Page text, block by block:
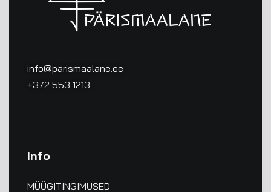
info@parismaalane.ee
+372 553 1213
Info
MÜÜGITINGIMUSED